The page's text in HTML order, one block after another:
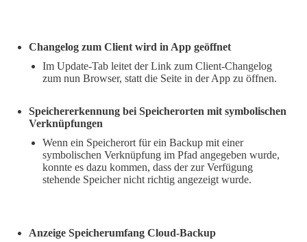
Changelog zum Client wird in App geöffnet
Im Update-Tab leitet der Link zum Client-Changelog
zum nun Browser, statt die Seite in der App zu öffnen.
Speichererkennung bei Speicherorten mit symbolischen
Verknüpfungen
Wenn ein Speicherort für ein Backup mit einer
symbolischen Verknüpfung im Pfad angegeben wurde,
konnte es dazu kommen, dass der zur Verfügung
stehende Speicher nicht richtig angezeigt wurde.
Anzeige Speicherumfang Cloud-Backup